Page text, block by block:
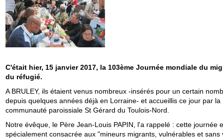
C'était hier, 15 janvier 2017, la 103ème Journée mondiale du
du réfugié.
A BRULEY, ils étaient venus nombreux -insérés pour un certain
depuis quelques années déjà en Lorraine- et accueillis ce jour par la
communauté paroissiale St Gérard du Toulois-Nord.
Notre évêque, le Père Jean-Louis PAPIN, l'a rappelé : cette journée
spécialement consacrée aux "mineurs migrants, vulnérables et sans